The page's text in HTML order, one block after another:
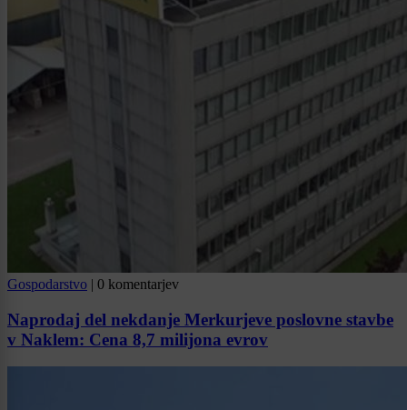
Gospodarstvo | 0 komentarjev
Naprodaj del nekdanje Merkurjeve poslovne stavbe
v Naklem: Cena 8,7 milijona evrov